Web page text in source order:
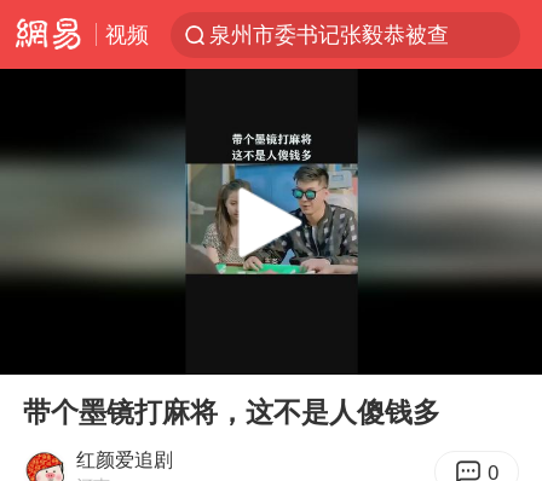
视频
泉州市委书记张毅恭被查
东航：国内客票提前14天免费退改
台风白海豚中心风力增强
向鹏0-3不敌张本智和
Play
带个墨镜打麻将，这不是人傻钱多
红颜爱追剧 0